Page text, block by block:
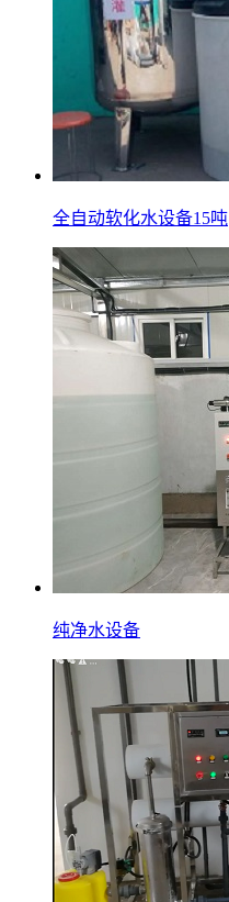
全自动软化水设备15吨
纯净水设备